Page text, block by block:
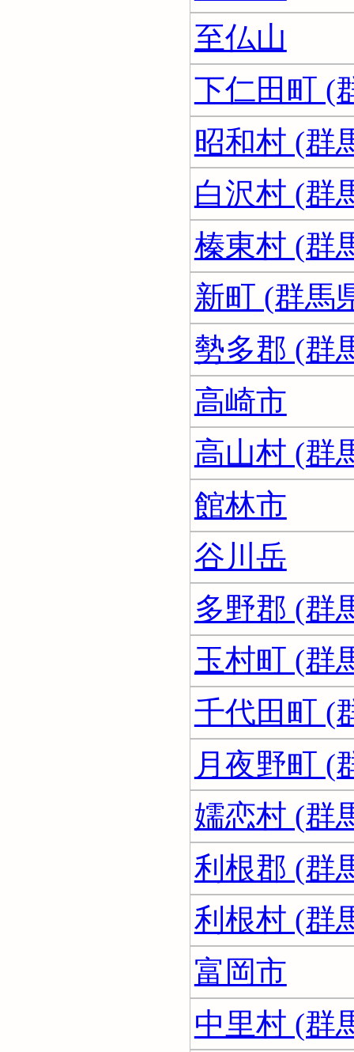
至仏山
下仁田町 (
昭和村 (群
白沢村 (群
榛東村 (群
新町 (群馬
勢多郡 (群
高崎市
高山村 (群
館林市
谷川岳
多野郡 (群
玉村町 (群
千代田町 (
月夜野町 (
嬬恋村 (群
利根郡 (群
利根村 (群
富岡市
中里村 (群